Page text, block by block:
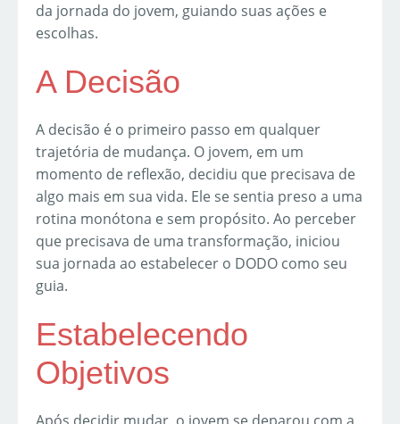
da jornada do jovem, guiando suas ações e
escolhas.
A Decisão
A decisão é o primeiro passo em qualquer
trajetória de mudança. O jovem, em um
momento de reflexão, decidiu que precisava de
algo mais em sua vida. Ele se sentia preso a uma
rotina monótona e sem propósito. Ao perceber
que precisava de uma transformação, iniciou
sua jornada ao estabelecer o DODO como seu
guia.
Estabelecendo
Objetivos